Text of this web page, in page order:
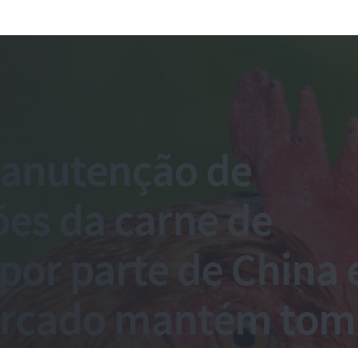
de
da carne de
por parte de China
mantém tom